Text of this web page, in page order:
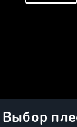
Выбор